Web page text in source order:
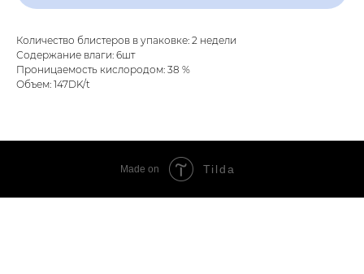
Количество блистеров в упаковке: 2 недели
Содержание влаги: 6шт
Проницаемость кислородом: 38 %
Объем: 147DK/t
Made on Tilda